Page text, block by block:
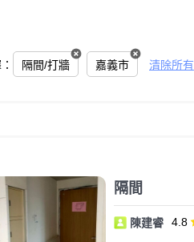
隔間/打牆 嘉義市 清除所有
隔間
陳建睿 4.8